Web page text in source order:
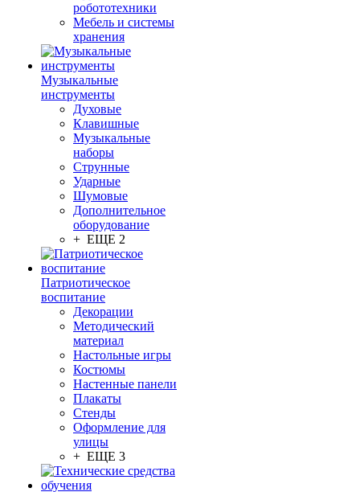
робототехники
Мебель и системы
хранения
Музыкальные
инструменты
Духовые
Клавишные
Музыкальные
наборы
Струнные
Ударные
Шумовые
Дополнительное
оборудование
+ ЕЩЕ 2
Патриотическое
воспитание
Декорации
Методический
материал
Настольные игры
Костюмы
Настенные панели
Плакаты
Стенды
Оформление для
улицы
+ ЕЩЕ 3